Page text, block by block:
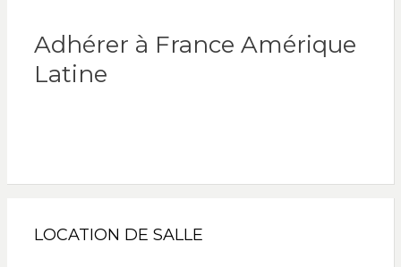
Adhérer à France Amérique
Latine
LOCATION DE SALLE